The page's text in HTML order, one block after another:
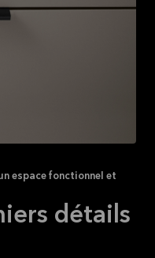
espace fonctionnel et
détails